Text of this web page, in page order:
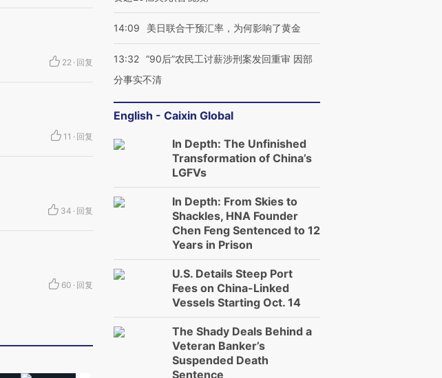
22 · 回复
11 · 回复
34 · 回复
60 · 回复
14:09 美日联合干预汇率，为何影响了黄金
13:32 “90后”农民工讨薪涉刑案发回重审 因部
分事实不清
English - Caixin Global
In Depth: The Unfinished
Transformation of China’s
LGFVs
In Depth: From Skies to
Shackles, HNA Founder
Chen Feng Sentenced to 12
Years in Prison
U.S. Details Steep Port
Fees on China-Linked
Vessels Starting Oct. 14
The Shady Deals Behind a
Veteran Banker’s
Suspended Death
Sentence